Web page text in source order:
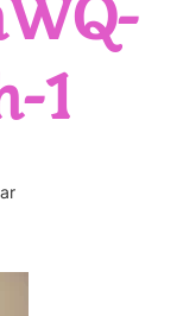
1